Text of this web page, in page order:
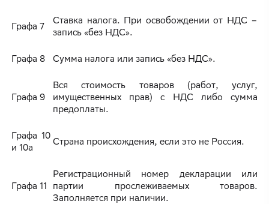
Графа 7
Ставка налога. При освобождении от НДС –
запись «без НДС».
Графа 8 Сумма налога или запись «без НДС».
Графа 9
Вся стоимость товаров (работ, услуг,
имущественных прав) с НДС либо сумма
предоплаты.
Графа 10
и 10а
Страна происхождения, если это не Россия.
Графа 11
Регистрационный номер декларации или
партии прослеживаемых товаров.
Заполняется при наличии.